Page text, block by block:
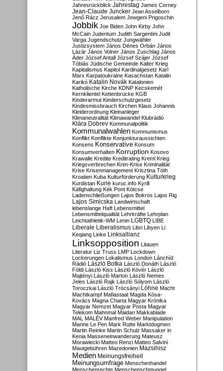
Jahresrückblick Jahrestag James Corney
Jean-Claude Juncker Jean Asselborn
Jenő Rácz Jerusalem Jewgeni Prigoschin
Jobbik Joe Biden John Kirby John
McCain Judentum Judith Sargentini Judit
Varga Jugendschutz Jungwähler
Justizsystem János Dénes Orbán János
Lázár János Volner János Zuschlag János
Áder József Antall József Szájer József
Tóbiás Jüdische Gemeinde Kalter Krieg
Kapitalismus Kapitol Kardinalgesetz Karl
Marx Karpatoukraine Kasachstan Katalin
Karikó Katalin Novák Katalonien
Katholische Kirche KDNP Kecskemét
Kernklientel Kettenbrücke KGB
Kinderarmut Kinderschutzgesetz
Kindesmissbrauch Kirchen Klaus Johannis
Kleiderordnung Kleinanleger
Klimaneutralität Klimawandel Klubrádió
Klára Dobrev Kommunalpolitik
Kommunalwahlen Kommunismus
Konflikt Konflikte Konjunkturaussichten
Konsens Konservative Konsum
Konsumverhalten Korruption Kosovo
Krawalle Kredite Kreditrating Kreml Krieg
Kriegsverbrechen Krim-Krise Kriminalität
Krise Krisenmanagement Krisztina Tóth
Kroatien Kuba Kulturförderung Kulturkrieg
Kurdistan Kurie kuruc.info Kyrill
Käfighaltung Kék Pont Kötcse
Ladenschließungen Lajos Bokros Lajos Rig
Lajos Simicska Landwirtschaft
lebenslange Haft Lebensmittel
Lebensmittelqualität Lehrkräfte Lehrplan
Leichtathletik-WM Lenin LGBTQ LIBE
Liberale Liberalismus Libri Libyen Li
Keqiang Linke Linksallianz
Linksopposition Litauen
Literatur Liz Truss LMP Lockdown
Lockerungen Lokalismus London Lánchíd
Rádió
László Botka László Donáth László
Földi László Kiss László Kövér László
Majtényi László Marton László Nemes
Jeles László Rajk László Sólyom László
Toroczkai László Trócsányi Löhne Macht
Machtkampf Mafiastaat Magda Kósa-
Kovács Magna Charta Magyar Krónika
Magyar Nemzet Magyar Posta Magyar
Telekom Mahnmal Maidan Makkabiade
MAL MALÉV Manfred Weber Manipulation
Marine Le Pen Mark Rutte Marktdogmen
Martin Reinke Martin Schulz Massaker in
Kenia Masseneinwanderung Mateusz
Morawiecki Matteo Renzi Matteo Salvini
Mautgebühren Mazedonien Mazsihisz
Medien Meinungsfreiheit
Meinungsumfrage Menschenhandel
Menschenrechte Menschenschmuggel